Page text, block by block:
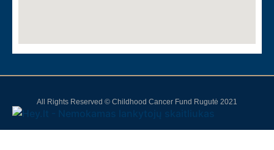
All Rights Reserved © Childhood Cancer Fund Rugutė 2021